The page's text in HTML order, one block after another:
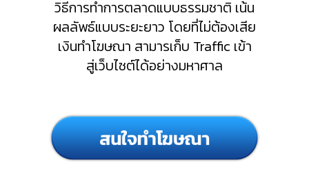
วิธีการทำการตลาดแบบธรรมชาติ เน้น
ผลลัพธ์แบบระยะยาว โดยที่ไม่ต้องเสีย
เงินทำโฆษณา สามารเก็บ Traffic เข้า
สู่เว็บไซต์ได้อย่างมหาศาล